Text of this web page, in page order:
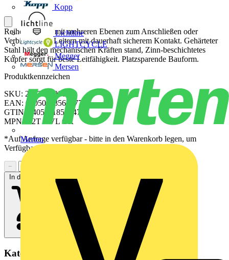
Kopp
Lichtline
LIGHTCYCLE
Megger
Mersen
Merten
Reihenklemme mit mehreren Ebenen zum Anschließen oder
Verbinden von Leitern mit dauerhaft sicherem Kontakt. Gehärteter
Stahl hält den mechanischen Kräften stand, Zinn-beschichtetes
Kupfer sorgt für beste Leitfähigkeit. Platzsparende Bauform.
Produktkennzeichen
SKU: 2552590000
EAN: 04050118562477
GTIN: 04050118562477
MPN: A2T 4 VL OR
*Auf Anfrage verfügbar - bitte in den Warenkorb legen, um
Verfügbarkeit zu prüfen
−
In den Warenkorb
Kategorien